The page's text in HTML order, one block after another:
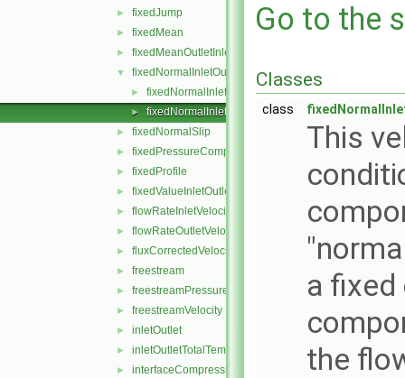
► fixedJump
► fixedMean
► fixedMeanOutletInlet
▼ fixedNormalInletOutletVelocity
► fixedNormalInletOutletVelocityFvPatchVectorField.C
► fixedNormalInletOutletVelocityFvPatchVectorField.H
► fixedNormalSlip
► fixedPressureCompressibleDensity
► fixedProfile
► fixedValueInletOutlet
► flowRateInletVelocity
► flowRateOutletVelocity
► fluxCorrectedVelocity
► freestream
► freestreamPressure
► freestreamVelocity
► inletOutlet
► inletOutletTotalTemperature
► interfaceCompression
Go to the
Classes
class
This
a
the